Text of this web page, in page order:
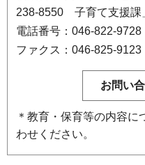
238-8550 子育て支援課
電話番号：046-822-9728
ファクス：046-825-9123
＊教育・保育等の内容
わせください。